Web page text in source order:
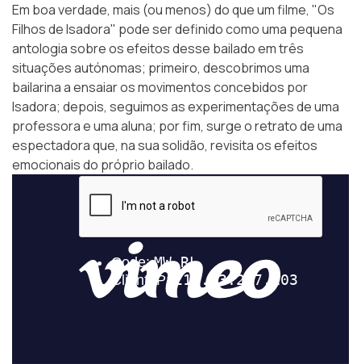
Em boa verdade, mais (ou menos) do que um filme, "Os
Filhos de Isadora" pode ser definido como uma pequena
antologia sobre os efeitos desse bailado em três
situações autónomas; primeiro, descobrimos uma
bailarina a ensaiar os movimentos concebidos por
Isadora; depois, seguimos as experimentações de uma
professora e uma aluna; por fim, surge o retrato de uma
espectadora que, na sua solidão, revisita os efeitos
emocionais do próprio bailado.